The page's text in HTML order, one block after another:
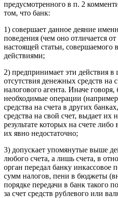
предусмотренного в п. 2
том, что банк:
1) совершает данное деяние
поведения (чем оно отличается
настоящей статьи, совершаемого
действиями;
2) предпринимает эти действия в
отсутствия денежных средств на
налогового агента. Иначе говоря,
необходимые операции
средства на счета в других
средства на свой счет, выдает их
результате которых на счете либо
их явно недостаточно;
3) допускает упомянутые выше
любого счета, а лишь счета, в
орган передал банку инкассовое
сумм налогов, пени в бюджеты
порядке передачи в банк такого
за счет средств рублевого или